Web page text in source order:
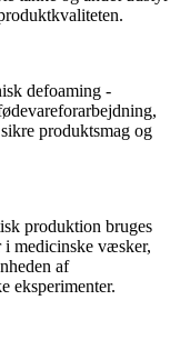
defoaming -
produktsmag og
produktion bruges
medicinske væsker,
af
eksperimenter.